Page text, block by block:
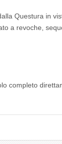
Questura in
a revoche,
completo